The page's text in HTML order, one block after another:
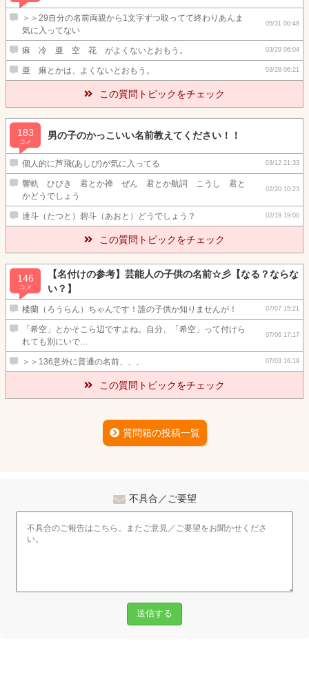
＞＞29自分の名前両親から1文字ずつ取ってて終わりあんま
気に入ってない
05/31 00:48
痳 冷 亜 空 花 がよくないとおもう。 03/29 06:04
亜 痳とかは、よくないとおもう。 03/28 06:21
この質問トピックをチェック
183
コメ
男の子のかっこいい名前教えてください！！
個人的に芦飛(あしび)が気に入ってる 03/12 21:33
響軌 ひびき 君とか禅 ぜん 君とか航詞 こうし 君と
かどうでしょう
02/20 10:23
達斗（たつと）碧斗（あおと）どうでしょう？ 02/19 19:00
この質問トピックをチェック
146
コメ
【名付けの参考】芸能人の子供の名前☆彡【なる？ならな
い？】
楼蘭（ろうらん）ちゃんです！誰の子供か知りませんが！ 07/07 15:21
「希空」とかそこら辺ですよね。自分、「希空」って付けら
れても別にいで…
07/06 17:17
＞＞136意外に普通の名前、、、 07/03 16:19
この質問トピックをチェック
質問箱の投稿一覧
不具合／ご要望
送信する